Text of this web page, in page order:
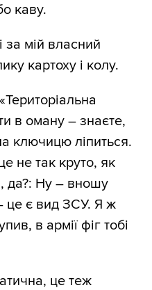
каву.
за мій власний
картоху і колу.
в оману – знаєте,
ключицю ліпиться.
не так круто, як
да?: Ну – вношу
це є вид ЗСУ. Я ж
в армії фіг тобі
це теж